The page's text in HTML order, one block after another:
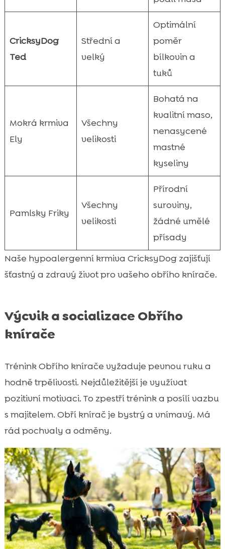
CricksyDog
Ted
Střední a
velký
Optimální
poměr
bílkovin a
tuků
Mokrá krmiva
Ely
Všechny
velikosti
Bohatá na
kvalitní maso,
nenasycené
mastné
kyseliny
Pamlsky Friky
Všechny
velikosti
Přírodní
suroviny,
žádné umělé
přísady
Naše hypoalergenní krmiva CricksyDog zajišťují
šťastný a zdravý život pro vašeho obřího knírače.
Výcvik a socializace Obřího
knírače
Trénink Obřího knírače vyžaduje pevnou ruku a
hodně trpělivosti. Nejdůležitější je využívat
pozitivní motivaci. To zpestří trénink a posílí vazbu
s majitelem. Obří knírač je bystrý a vnímavý. Má
rád pochvaly a odměny.